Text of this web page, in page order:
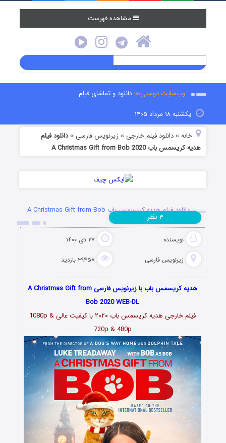
مشاهده فهرست
وب‌سایت دوستی‌هادانلود و تماشای فیلم
یکشنبه ۱۸ مرداد ۱۴۰۵
خانه »دانلود فیلم خارجی » زیرنویس فارسی »دانلود فیلم
هدیه‌ کریسمس باب A Christmas Gift from Bob 2020
دانلود فیلم هدیه‌ کریسمس باب A Christmas Gift from Bob
2020
نویسنده ۲۷ دی ۱۴۰۰
زیرنویس فارسی ۳۹۴۵۸ بازدید
۳ نظر
هدیه‌ کریسمس باب با زیرنویس فارسی A Christmas Gift from
Bob 2020 WEB-DL
فیلم خارجی هدیه‌ کریسمس باب ۲۰۲۰ با کیفیت عالی 1080p &
720p & 480p